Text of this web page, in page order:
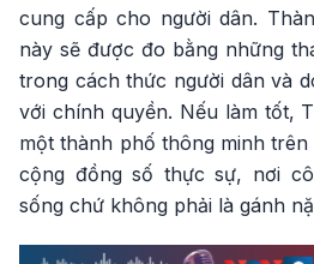
cung cấp cho người dân.
này sẽ được đo bằng những
trong cách thức người dân và
với chính quyền. Nếu làm tốt,
một thành phố thông minh
cộng đồng số thực sự, nơi
sống chứ không phải là gánh